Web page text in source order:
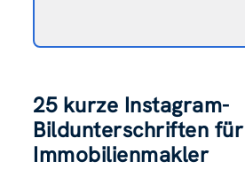
25 kurze Instagram-
Bildunterschriften für
Immobilienmakler